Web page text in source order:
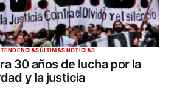
TENDENCIASÚLTIMAS NOTICIAS
30 años de lucha por la
y la justicia